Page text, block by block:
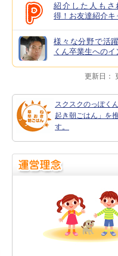
紹介した人もさ
得！お友達紹介キ
様々な分野で活
くん卒業生への
更新日：
スクスクのっぽく
起き朝ごはん」を
す。